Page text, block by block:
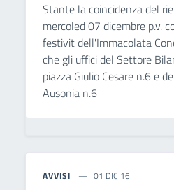
Stante la coincidenza del
mercoled 07 dicembre p.v.
festivit dell'Immacolata
che gli uffici del Settore
piazza Giulio Cesare n.6 e
Ausonia n.6
AVVISI 01 DIC 16